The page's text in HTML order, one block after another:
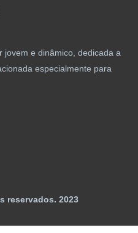
jovem e dinâmico, dedicada a
especialmente para
reservados. 2023